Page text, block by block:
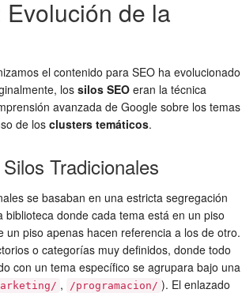
Evolución de la
el contenido para SEO ha evolucionado
los silos SEO eran la técnica
avanzada de Google sobre los temas
de los clusters temáticos.
Tradicionales
se basaban en una estricta segregación
biblioteca donde cada tema está en un piso
un piso apenas hacen referencia a los de otro.
o categorías muy definidos, donde todo
con un tema específico se agrupara bajo una
, /programacion/ ). El enlazado